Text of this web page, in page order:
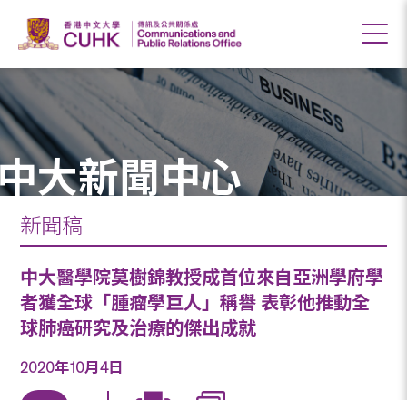
大新聞中心
新聞稿
中大醫學院莫樹錦教授成首位來自亞洲學府學
者獲全球「腫瘤學巨人」稱譽 表彰他推動全
球肺癌研究及治療的傑出成就
2020年10月4日